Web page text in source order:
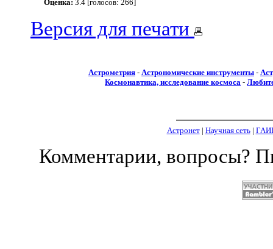
Оценка: 3.4 [голосов: 266]
Версия для печати
Астрометрия - Астрономические инструменты -
Космонавтика, исследование космоса -
Астронет| Научная сеть|
Комментарии, вопросы?